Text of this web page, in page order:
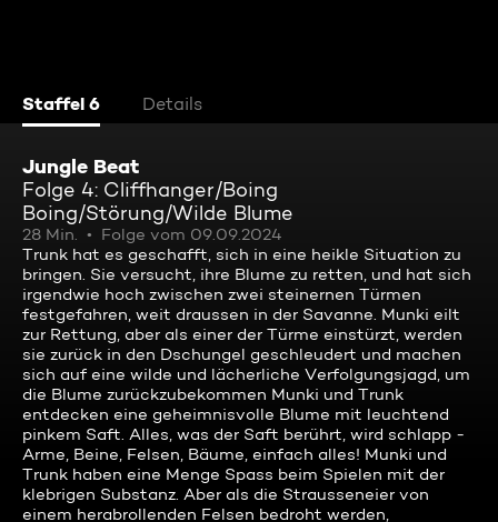
Staffel 6 Details
Jungle Beat
Folge 4: Cliffhanger/Boing
Boing/Störung/Wilde Blume
28 Min.
Folge vom 09.09.2024
Trunk hat es geschafft, sich in eine heikle Situation zu
bringen. Sie versucht, ihre Blume zu retten, und hat sich
irgendwie hoch zwischen zwei steinernen Türmen
festgefahren, weit draussen in der Savanne. Munki eilt
zur Rettung, aber als einer der Türme einstürzt, werden
sie zurück in den Dschungel geschleudert und machen
sich auf eine wilde und lächerliche Verfolgungsjagd, um
die Blume zurückzubekommen Munki und Trunk
entdecken eine geheimnisvolle Blume mit leuchtend
pinkem Saft. Alles, was der Saft berührt, wird schlapp -
Arme, Beine, Felsen, Bäume, einfach alles! Munki und
Trunk haben eine Menge Spass beim Spielen mit der
klebrigen Substanz. Aber als die Strausseneier von
einem herabrollenden Felsen bedroht werden,